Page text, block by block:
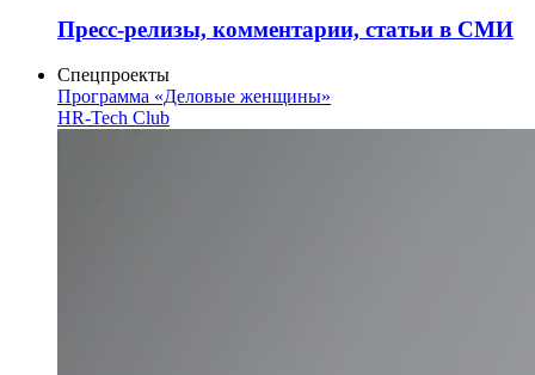
Пресс-релизы, комментарии, статьи в СМИ
Спецпроекты
Программа «Деловые женщины»
HR-Tech Club